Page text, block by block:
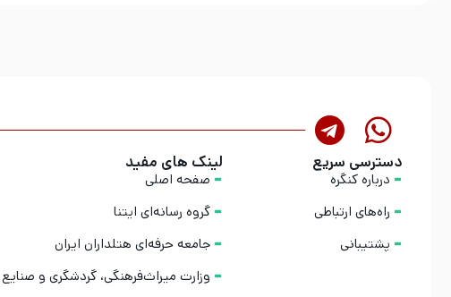
دسترسی سریع
درباره کنگره
راه‌های ارتباطی
پشتیبانی
لینک های مفید
صفحه اصلی
گروه رسانه‌ای ایتنا
جامعه حرفه‌ای هتلداران ایران
وزارت میراث‌فرهنگی، گردشگری و